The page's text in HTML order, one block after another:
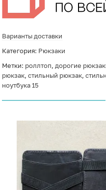
Варианты доставки
Категория: Рюкзаки
Метки: роллтоп, дорогие
рюкзак, стильный рюкзак,
ноутбука 15